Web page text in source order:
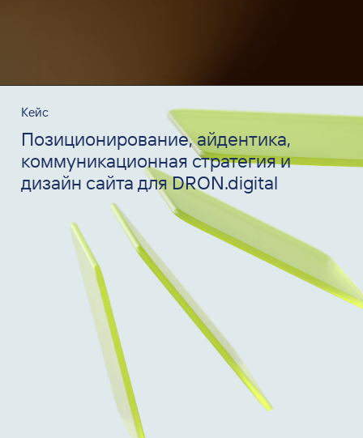
Кейс
Позиционирование, айдентика,
коммуникационная стратегия и
дизайн сайта для DRON.digital